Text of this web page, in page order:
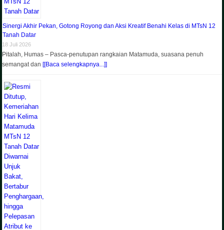
Sinergi Akhir Pekan, Gotong Royong dan Aksi Kreatif Benahi Kelas di MTsN 12
Tanah Datar
18 Juli 2026
Pitalah, Humas – Pasca-penutupan rangkaian Matamuda, suasana penuh
semangat dan[[Baca selengkapnya...]]